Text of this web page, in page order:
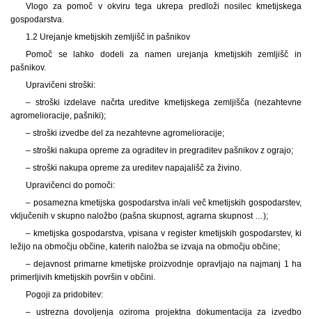
Vlogo za pomoč v okviru tega ukrepa predloži nosilec kmetijskega
gospodarstva.
1.2 Urejanje kmetijskih zemljišč in pašnikov
Pomoč se lahko dodeli za namen urejanja kmetijskih zemljišč in
pašnikov.
Upravičeni stroški:
– stroški izdelave načrta ureditve kmetijskega zemljišča (nezahtevne
agromelioracije, pašniki);
– stroški izvedbe del za nezahtevne agromelioracije;
– stroški nakupa opreme za ograditev in pregraditev pašnikov z ograjo;
– stroški nakupa opreme za ureditev napajališč za živino.
Upravičenci do pomoči:
– posamezna kmetijska gospodarstva in/ali več kmetijskih gospodarstev,
vključenih v skupno naložbo (pašna skupnost, agrarna skupnost …);
– kmetijska gospodarstva, vpisana v register kmetijskih gospodarstev, ki
ležijo na območju občine, katerih naložba se izvaja na območju občine;
– dejavnost primarne kmetijske proizvodnje opravljajo na najmanj 1 ha
primerljivih kmetijskih površin v občini.
Pogoji za pridobitev:
– ustrezna dovoljenja oziroma projektna dokumentacija za izvedbo